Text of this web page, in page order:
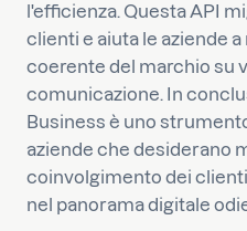
l'efficienza. Questa API
clienti e aiuta le aziende
coerente del marchio su
comunicazione. In
Business è uno
aziende che desiderano
coinvolgimento dei
nel panorama digitale